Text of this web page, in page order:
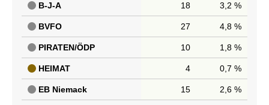
B-J-A 18 3,2 %
BVFO 27 4,8 %
PIRATEN/ÖDP 10 1,8 %
HEIMAT 4 0,7 %
EB Niemack 15 2,6 %